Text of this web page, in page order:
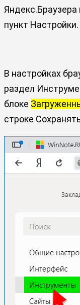
Яндекс.Браузера
пункт Настройки.
В настройках
раздел
блоке
строке